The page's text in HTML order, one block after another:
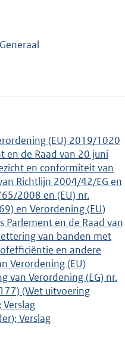
(EU) 2019/1020
en de Raad van 20 juni
en conformiteit van
Richtlijn 2004/42/EG en
2008 en (EU) nr.
en Verordening (EU)
en de Raad van
van banden met
en andere
Verordening (EU)
Verordening (EG) nr.
(Wet uitvoering
Verslag